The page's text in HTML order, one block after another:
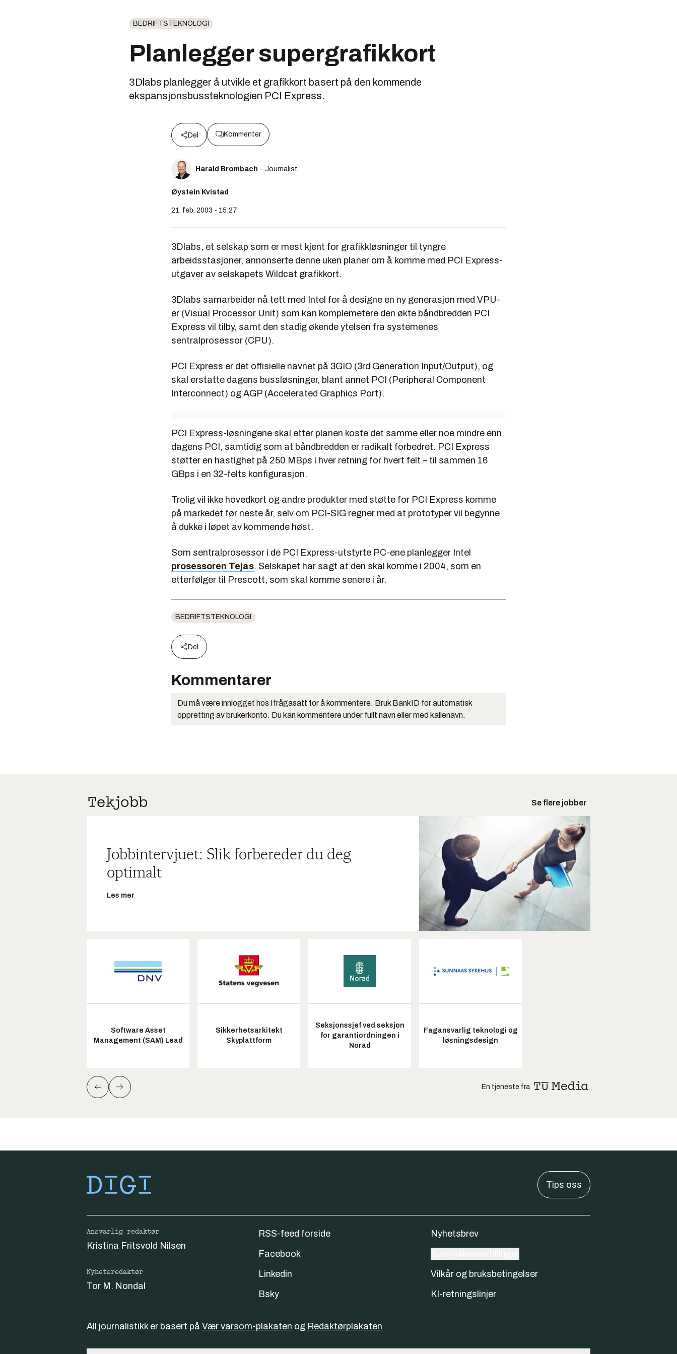
BEDRIFTSTEKNOLOGI
Planlegger supergrafikkort
3Dlabs planlegger å utvikle et grafikkort basert på den kommende
ekspansjonsbussteknologien PCI Express.
Del Kommenter
Harald Brombach – Journalist
Øystein Kvistad
21. feb. 2003 - 15:27
3Dlabs, et selskap som er mest kjent for grafikkløsninger til tyngre
arbeidsstasjoner, annonserte denne uken planer om å komme med PCI Express-
utgaver av selskapets Wildcat grafikkort.
3Dlabs samarbeider nå tett med Intel for å designe en ny generasjon med VPU-
er (Visual Processor Unit) som kan komplemetere den økte båndbredden PCI
Express vil tilby, samt den stadig økende ytelsen fra systemenes
sentralprosessor (CPU).
PCI Express er det offisielle navnet på 3GIO (3rd Generation Input/Output), og
skal erstatte dagens bussløsninger, blant annet PCI (Peripheral Component
Interconnect) og AGP (Accelerated Graphics Port).
PCI Express-løsningene skal etter planen koste det samme eller noe mindre enn
dagens PCI, samtidig som at båndbredden er radikalt forbedret. PCI Express
støtter en hastighet på 250 MBps i hver retning for hvert felt – til sammen 16
GBps i en 32-felts konfigurasjon.
Trolig vil ikke hovedkort og andre produkter med støtte for PCI Express komme
på markedet før neste år, selv om PCI-SIG regner med at prototyper vil begynne
å dukke i løpet av kommende høst.
Som sentralprosessor i de PCI Express-utstyrte PC-ene planlegger Intel
prosessoren Tejas. Selskapet har sagt at den skal komme i 2004, som en
etterfølger til Prescott, som skal komme senere i år.
BEDRIFTSTEKNOLOGI
Del
Kommentarer
Du må være innlogget hos Ifrågasätt for å kommentere. Bruk BankID for automatisk
oppretting av brukerkonto. Du kan kommentere under fullt navn eller med kallenavn.
Se flere jobber
Jobbintervjuet: Slik forbereder du deg
optimalt
Les mer
Software Asset
Management (SAM) Lead
Sikkerhetsarkitekt
Skyplattform
Seksjonssjef ved seksjon
for garantiordningen i
Norad
Fagansvarlig teknologi og
løsningsdesign
En tjeneste fra
Tips oss
Ansvarlig redaktør
Kristina Fritsvold Nilsen
Nyhetsredaktør
Tor M. Nondal
RSS-feed forside
Facebook
Linkedin
Bsky
Nyhetsbrev
Vilkår og bruksbetingelser
KI-retningslinjer
All journalistikk er basert på Vær varsom-plakaten og Redaktørplakaten